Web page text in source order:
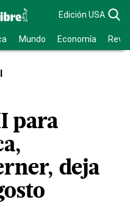
Edición USA
Mundo Economía
para
deja